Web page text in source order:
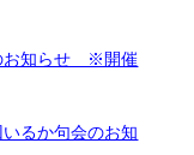
お知らせ ※開催
るか句会のお知